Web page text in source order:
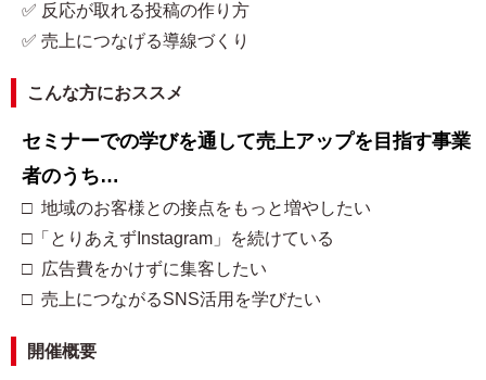
✅ 反応が取れる投稿の作り方
✅ 売上につなげる導線づくり
こんな方におススメ
セミナーでの学びを通して売上アップを目指す事業
者のうち…
□ 地域のお客様との接点をもっと増やしたい
□「とりあえずInstagram」を続けている
□ 広告費をかけずに集客したい
□ 売上につながるSNS活用を学びたい
開催概要